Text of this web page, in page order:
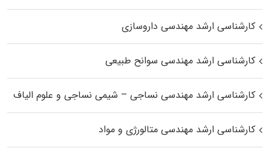
کارشناسی ارشد مهندسی داروسازی
کارشناسی ارشد مهندسی سوانح طبیعی
کارشناسی ارشد مهندسی نساجی – شیمی نساجی و علوم الیاف
کارشناسی ارشد مهندسی متالورژی و مواد